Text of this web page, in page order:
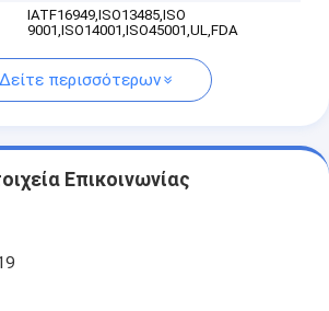
IATF16949,ISO13485,ISO
9001,ISO14001,ISO45001,UL,FDA
Δείτε περισσότερων
Επικοινωνίας